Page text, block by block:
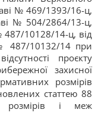
№ 469/1393/16-ц,
№ 504/2864/13-ц,
487/10128/14-ц, від
487/10132/14 при
проєкту
захисної
розмірів
статтею 88
розмірів і меж